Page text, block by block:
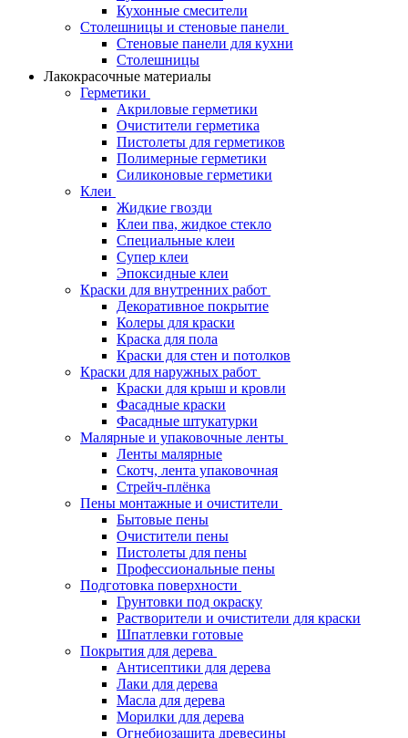
Кухонные смесители
Столешницы и стеновые панели
Стеновые панели для кухни
Столешницы
Лакокрасочные материалы
Герметики
Акриловые герметики
Очистители герметика
Пистолеты для герметиков
Полимерные герметики
Силиконовые герметики
Клеи
Жидкие гвозди
Клеи пва, жидкое стекло
Специальные клеи
Супер клеи
Эпоксидные клеи
Краски для внутренних работ
Декоративное покрытие
Колеры для краски
Краска для пола
Краски для стен и потолков
Краски для наружных работ
Краски для крыш и кровли
Фасадные краски
Фасадные штукатурки
Малярные и упаковочные ленты
Ленты малярные
Скотч, лента упаковочная
Стрейч-плёнка
Пены монтажные и очистители
Бытовые пены
Очистители пены
Пистолеты для пены
Профессиональные пены
Подготовка поверхности
Грунтовки под окраску
Растворители и очистители для краски
Шпатлевки готовые
Покрытия для дерева
Антисептики для дерева
Лаки для дерева
Масла для дерева
Морилки для дерева
Огнебиозащита древесины